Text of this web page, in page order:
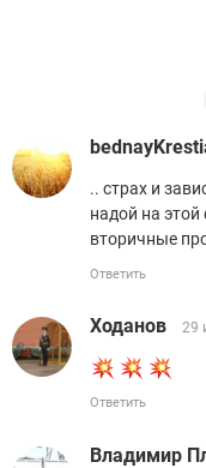
.. страх и
надой на этой
вторичные
Ответить
Ходанов 29
Ответить
Владимир